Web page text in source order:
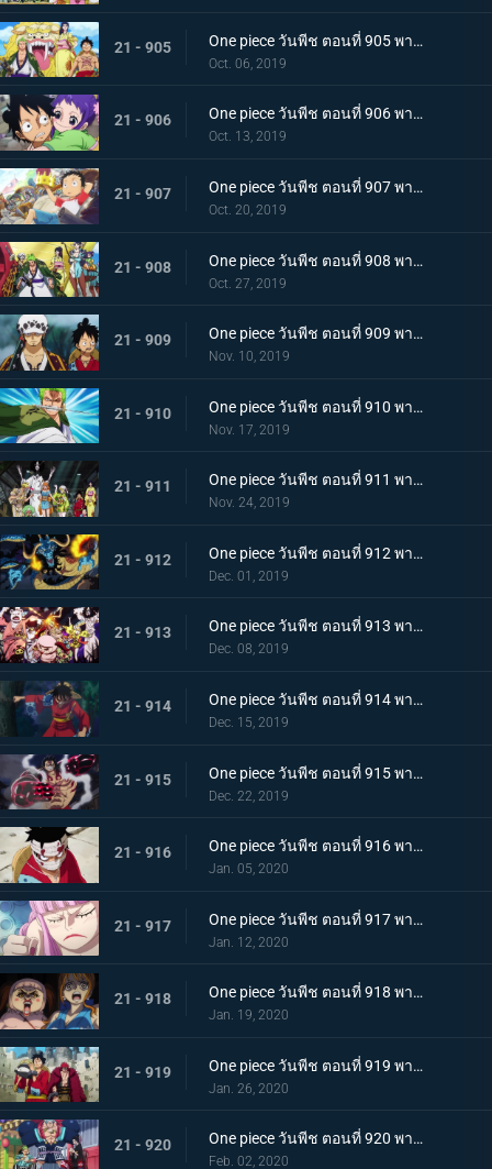
21 - 905 One piece วันพีช ตอนที่ 905 พากย์ไทย การชิงโอทามะคืน! ศึกอันดุเดือดกับโฮลด์เดม!
Oct. 06, 2019
21 - 906 One piece วันพีช ตอนที่ 906 พากย์ไทย ดวลตัวต่อตัว ระหว่างหมอผีกับหมอแห่งความตาย!
Oct. 13, 2019
21 - 907 One piece วันพีช ตอนที่ 907 พากย์ไทย ตอนพิเศษ ฉลองวันพีซครบรอบ 20 ปี "โรแมนซ์ดอวน์"
Oct. 20, 2019
21 - 908 One piece วันพีช ตอนที่ 908 พากย์ไทย เรือสมบัติมาถึงแล้ว ลูฟี่ทาโร่แทนคุณ!
Oct. 27, 2019
21 - 909 One piece วันพีช ตอนที่ 909 พากย์ไทย สุสานแสนลึกลับ การพบกันอีกครั้งที่ซากปราสาทโอเด้ง!
Nov. 10, 2019
21 - 910 One piece วันพีช ตอนที่ 910 พากย์ไทย ซามูไรในตำนาน ชายผู้ที่โรเจอร์หลงใหล!
Nov. 17, 2019
21 - 911 One piece วันพีช ตอนที่ 911 พากย์ไทย เริ่มแผนการลับ เปิดฉากโค่นหนึ่งในสี่จักรพรรดิ
Nov. 24, 2019
21 - 912 One piece วันพีช ตอนที่ 912 พากย์ไทย ชายผู้แข็งแกร่งที่สุด หัวหน้ากองโจรสุดแกร่งชูเท็นมารุ!
Dec. 01, 2019
21 - 913 One piece วันพีช ตอนที่ 913 พากย์ไทย พ่ายแพ้อย่างหมดรูป ลมหายใจพิโรธของไคโด!
Dec. 08, 2019
21 - 914 One piece วันพีช ตอนที่ 914 พากย์ไทย การต่อสู้อันดุเดือด ลูฟี่ที่บุกเข้าใส่ปะทะไคโด
Dec. 15, 2019
21 - 915 One piece วันพีช ตอนที่ 915 พากย์ไทย การทำลายล้าง! ท่าไม้ตายเผด็จศึกอัสนีแปดทิศ!
Dec. 22, 2019
21 - 916 One piece วันพีช ตอนที่ 916 พากย์ไทย ลูฟี่ผู้ถูกเย้ยหยัน นรกบนดินที่เหมืองนักโทษ
Jan. 05, 2020
21 - 917 One piece วันพีช ตอนที่ 917 พากย์ไทย ดินแดนศักดิ์สิทธิ์สั่นคลอน หนวดดำ 1 ใน 4 จักรพรรดิผู้ไม่เกรงกลัวใคร
Jan. 12, 2020
21 - 918 One piece วันพีช ตอนที่ 918 พากย์ไทย เริ่มดำเนินการ แผนการใหญ่โค่นล้มไคโด!
Jan. 19, 2020
21 - 919 One piece วันพีช ตอนที่ 919 พากย์ไทย ความโกลาหล! นักโทษลูฟี่กับคิด!
Jan. 26, 2020
21 - 920 One piece วันพีช ตอนที่ 920 พากย์ไทย ร้านสุดดัง! โซบะหมายเลข 18 ของซันจิ!
Feb. 02, 2020